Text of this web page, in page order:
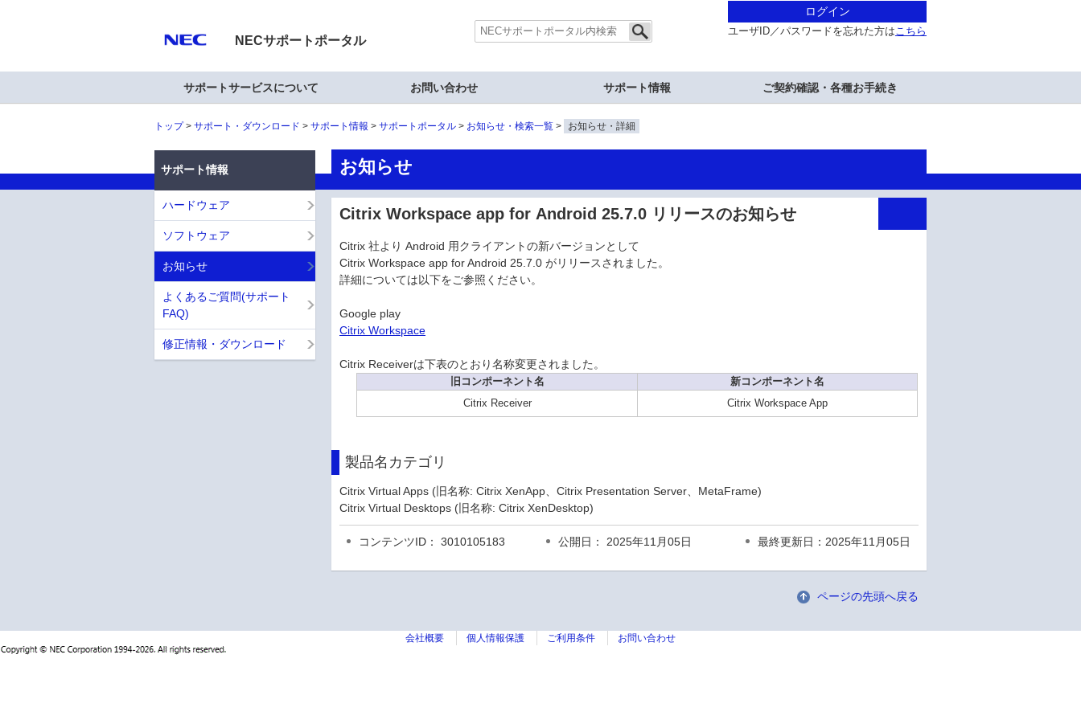
NECサポートポータル
ログイン
ユーザID／パスワードを忘れた方はこちら
サポートサービスについて お問い合わせ サポート情報 ご契約確認・各種お手続き
トップ サポート・ダウンロード サポート情報 サポートポータル お知らせ・検索一覧 お知らせ・詳細
お知らせ
Citrix Workspace app for Android 25.7.0 リリースのお知らせ
Citrix 社より Android 用クライアントの新バージョンとして
Citrix Workspace app for Android 25.7.0 がリリースされました。
詳細については以下をご参照ください。
Google play
Citrix Workspace
Citrix Receiverは下表のとおり名称変更されました。
旧コンポーネント名
新コンポーネント名
Citrix Receiver
Citrix Workspace App
製品名カテゴリ
Citrix Virtual Apps (旧名称: Citrix XenApp、Citrix Presentation Server、MetaFrame)
Citrix Virtual Desktops (旧名称: Citrix XenDesktop)
コンテンツID： 3010105183 公開日： 2025年11月05日 最終更新日：2025年11月05日
ページの先頭へ戻る
サポート情報
ハードウェア
ソフトウェア
お知らせ
よくあるご質問(サポート
FAQ)
修正情報・ダウンロード
会社概要 個人情報保護 ご利用条件 お問い合わせ